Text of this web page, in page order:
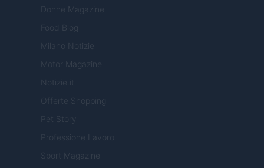
Donne Magazine
Food Blog
Milano Notizie
Motor Magazine
Notizie.it
Offerte Shopping
Pet Story
Professione Lavoro
Sport Magazine